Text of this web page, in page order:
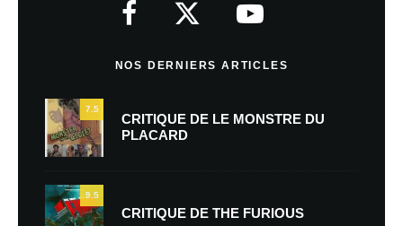
NOS DERNIERS ARTICLES
7.5
CRITIQUE DE LE MONSTRE DU
PLACARD
9.5
CRITIQUE DE THE FURIOUS